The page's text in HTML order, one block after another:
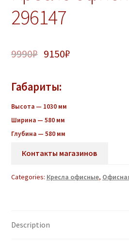
296147
9990₽ 9150₽
Габариты:
Высота — 1030мм
Ширина — 580 мм
Глубина — 580 мм
Контакты магазинов
Categories: Кресла офисные,
Description